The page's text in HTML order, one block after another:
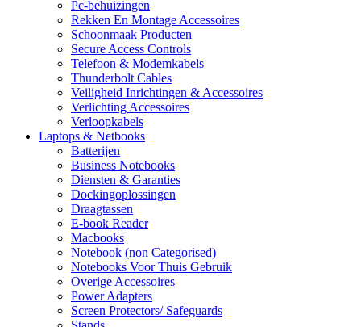
Pc-behuizingen
Rekken En Montage Accessoires
Schoonmaak Producten
Secure Access Controls
Telefoon & Modemkabels
Thunderbolt Cables
Veiligheid Inrichtingen & Accessoires
Verlichting Accessoires
Verloopkabels
Laptops & Netbooks
Batterijen
Business Notebooks
Diensten & Garanties
Dockingoplossingen
Draagtassen
E-book Reader
Macbooks
Notebook (non Categorised)
Notebooks Voor Thuis Gebruik
Overige Accessoires
Power Adapters
Screen Protectors/ Safeguards